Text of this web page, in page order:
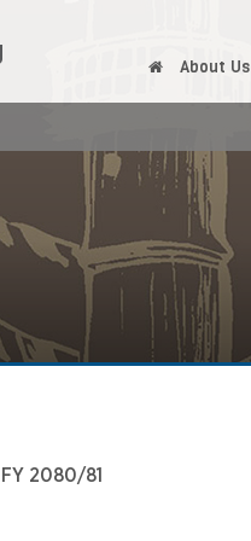
About Us
2080/81